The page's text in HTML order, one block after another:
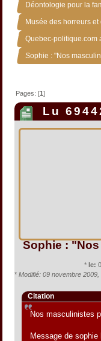
Déontologie pour la
Musée des horreurs
Quebec-politique.com
Sophie : "Nos
Pages: [1]
Lu
Sophie :
* le:
* Modifié: 09 novembre
Citation
Nos masculinistes
Message de